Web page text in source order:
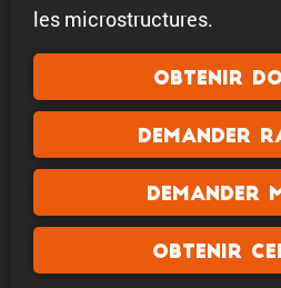
les microstructures.
Obtenir
Demander
Demander
Obtenir